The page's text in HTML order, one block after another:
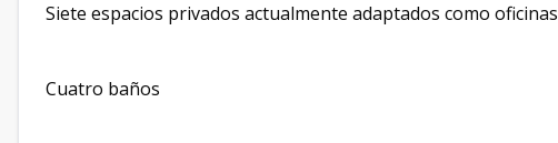
Siete espacios privados actualmente adaptados como oficinas
Cuatro baños